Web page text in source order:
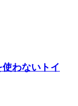
使わないトイ